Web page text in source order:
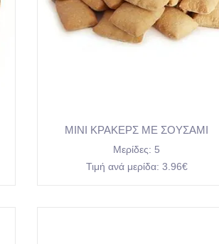
ΜΙΝΙ ΚΡΑΚΕΡΣ ΜΕ ΣΟΥΣΑΜΙ
Μερίδες: 5
Τιμή ανά μερίδα: 3.96€